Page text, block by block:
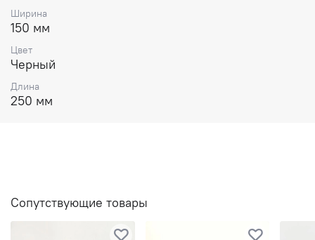
Ширина
150 мм
Цвет
Черный
Длина
250 мм
Сопутствующие товары